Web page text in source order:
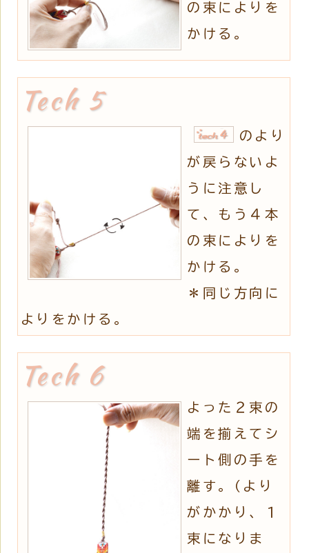
の束によりを
かける。
のより
が戻らないよ
うに注意し
て、もう４本
の束によりを
かける。
＊同じ方向に
よりをかける。
よった２束の
端を揃えてシ
ート側の手を
離す。(より
がかかり、１
束になりま